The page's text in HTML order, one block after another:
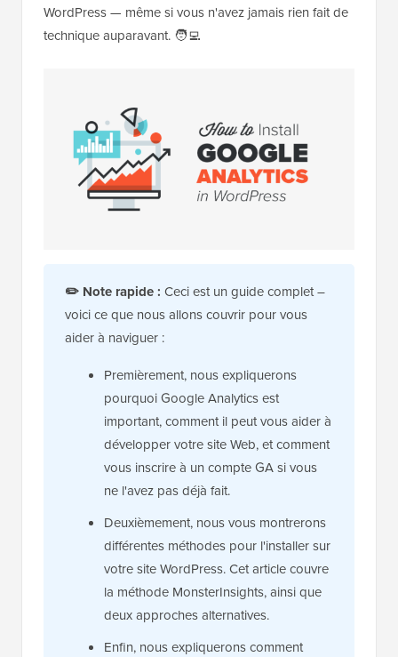
WordPress — même si vous n'avez jamais rien fait de
technique auparavant. 🧑‍💻
✏️ Note rapide : Ceci est un guide complet –
voici ce que nous allons couvrir pour vous
aider à naviguer :
Premièrement, nous expliquerons
pourquoi Google Analytics est
important, comment il peut vous aider à
développer votre site Web, et comment
vous inscrire à un compte GA si vous
ne l'avez pas déjà fait.
Deuxièmement, nous vous montrerons
différentes méthodes pour l'installer sur
votre site WordPress. Cet article couvre
la méthode MonsterInsights, ainsi que
deux approches alternatives.
Enfin, nous expliquerons comment